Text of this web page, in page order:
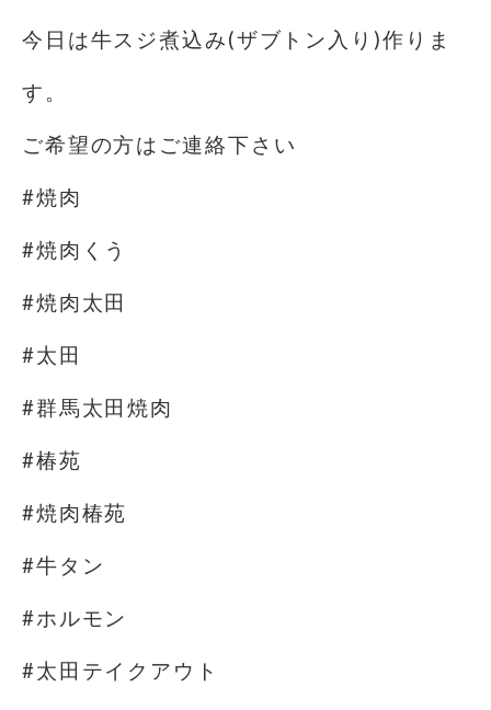
今日は牛スジ煮込み(ザブトン入り)作りま
す。
ご希望の方はご連絡下さい
#焼肉
#焼肉くう
#焼肉太田
#太田
#群馬太田焼肉
#椿苑
#焼肉椿苑
#牛タン
#ホルモン
#太田テイクアウト